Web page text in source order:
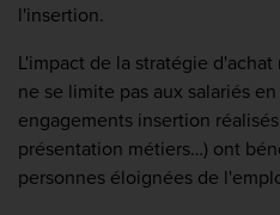
l'insertion.
L'impact de la stratégie
ne se limite pas aux salariés
engagements insertion
présentation métiers…) ont
personnes éloignées de